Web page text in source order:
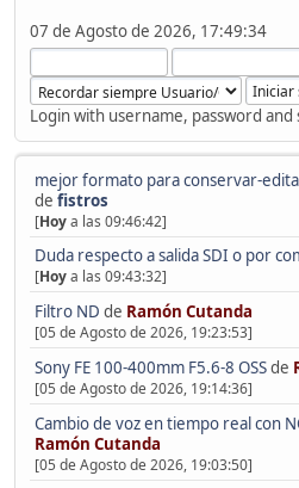
07 de Agosto de 2026, 17:49:34
Login with username, password and
mejor formato para conservar-
de fistros
[Hoya las 09:46:42]
Duda respecto a salida SDI o por
[Hoya las 09:43:32]
Filtro ND de Ramón Cutanda
[05 de Agosto de 2026, 19:23:53]
Sony FE 100-400mm F5.6-8 OSSde
[05 de Agosto de 2026, 19:14:36]
Cambio de voz en tiempo real con
Ramón Cutanda
[05 de Agosto de 2026, 19:03:50]